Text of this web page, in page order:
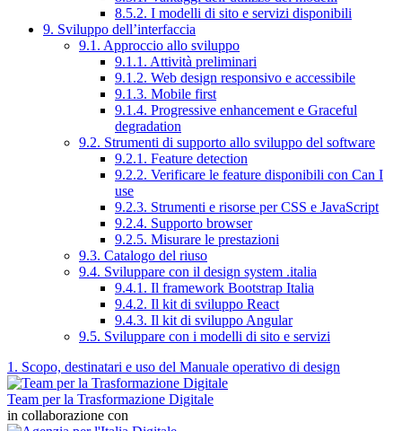
8.5.2. I modelli di sito e servizi disponibili
9. Sviluppo dell’interfaccia
9.1. Approccio allo sviluppo
9.1.1. Attività preliminari
9.1.2. Web design responsivo e accessibile
9.1.3. Mobile first
9.1.4. Progressive enhancement e Graceful
degradation
9.2. Strumenti di supporto allo sviluppo del software
9.2.1. Feature detection
9.2.2. Verificare le feature disponibili con Can I
use
9.2.3. Strumenti e risorse per CSS e JavaScript
9.2.4. Supporto browser
9.2.5. Misurare le prestazioni
9.3. Catalogo del riuso
9.4. Sviluppare con il design system .italia
9.4.1. Il framework Bootstrap Italia
9.4.2. Il kit di sviluppo React
9.4.3. Il kit di sviluppo Angular
9.5. Sviluppare con i modelli di sito e servizi
1. Scopo, destinatari e uso del Manuale operativo di design
Team per la Trasformazione Digitale
in collaborazione con